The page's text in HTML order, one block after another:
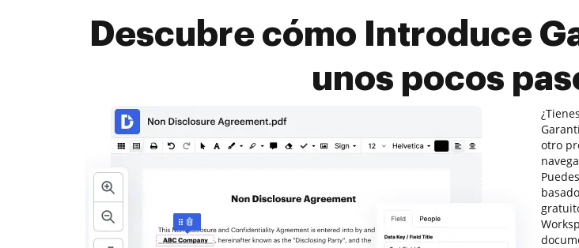
Descubre cómo Introduce
unos pocos
otro